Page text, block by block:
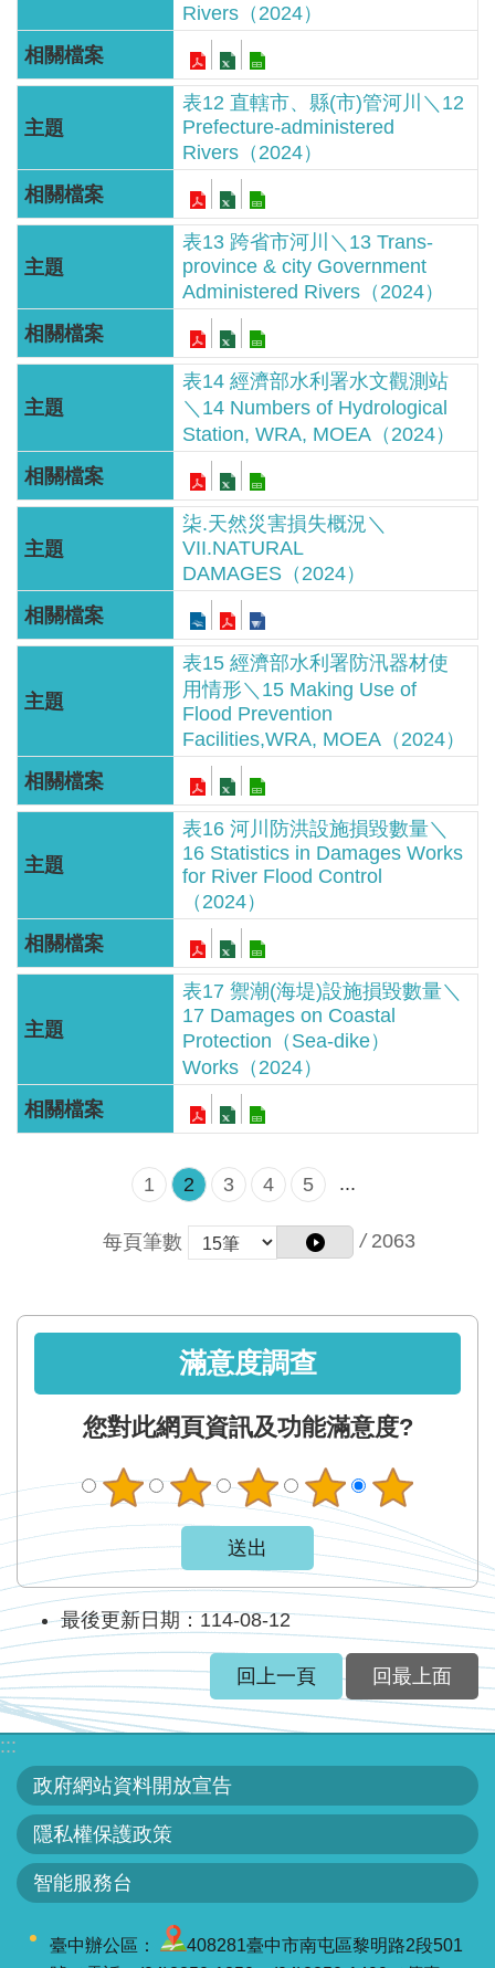
信
箱
常
問
答
廉
平
臺
性
專
區
English
RSS
互
交
專
網
站
政
府
站
料
開
放
保
政
服
務
台
Rivers（2024）
表12 直轄市、縣(市)管河川＼12
Prefecture-administered
Rivers（2024）
表13 跨省市河川＼13 Trans-
province & city Government
Administered Rivers（2024）
表14 經濟部水利署水文觀測站
＼14 Numbers of Hydrological
Station, WRA, MOEA（2024）
柒.天然災害損失概況＼
VII.NATURAL
DAMAGES（2024）
表15 經濟部水利署防汛器材使
用情形＼15 Making Use of
Flood Prevention
Facilities,WRA, MOEA（2024）
表16 河川防洪設施損毀數量＼
16 Statistics in Damages Works
for River Flood Control
（2024）
表17 禦潮(海堤)設施損毀數量＼
17 Damages on Coastal
Protection（Sea-dike）
Works（2024）
1 2 3 4 5 ...
每頁筆數 / 2063
滿意度調查
您對此網頁資訊及功能滿意度?
最後更新日期：114-08-12
回上一頁 回最上面
:::
政府網站資料開放宣告
隱私權保護政策
智能服務台
臺中辦公區：
408281臺中市南屯區黎明路2段501